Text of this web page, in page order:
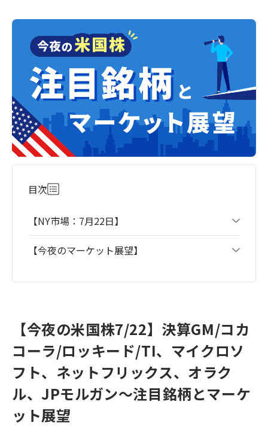
目次
【NY市場：7月22日】
【今夜のマーケット展望】
【今夜の米国株7/22】決算GM/コカ
コーラ/ロッキード/TI、マイクロソ
フト、ネットフリックス、オラク
ル、JPモルガン～注目銘柄とマーケ
ット展望